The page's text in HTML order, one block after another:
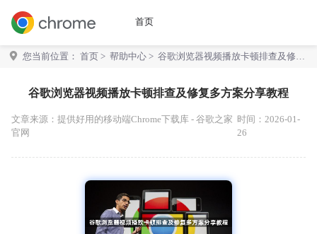
首页
您当前位置： 首页 > 帮助中心 > 谷歌浏览器视频播放卡顿排查及修复
谷歌浏览器视频播放卡顿排查及修复多方案分享教程
文章来源： 提供好用的移动端Chrome下载库 - 谷歌之家
官网
时间：2026-01-
26